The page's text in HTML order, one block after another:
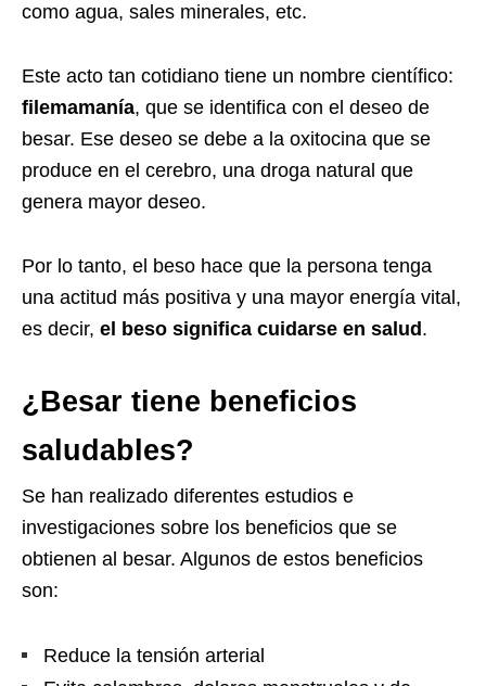
como agua, sales minerales, etc.
Este acto tan cotidiano tiene un nombre científico:
filemamanía, que se identifica con el deseo de
besar. Ese deseo se debe a la oxitocina que se
produce en el cerebro, una droga natural que
genera mayor deseo.
Por lo tanto, el beso hace que la persona tenga
una actitud más positiva y una mayor energía vital,
es decir, el beso significa cuidarse en salud .
¿Besar tiene beneficios
saludables?
Se han realizado diferentes estudios e
investigaciones sobre los beneficios que se
obtienen al besar. Algunos de estos beneficios
son:
Reduce la tensión arterial